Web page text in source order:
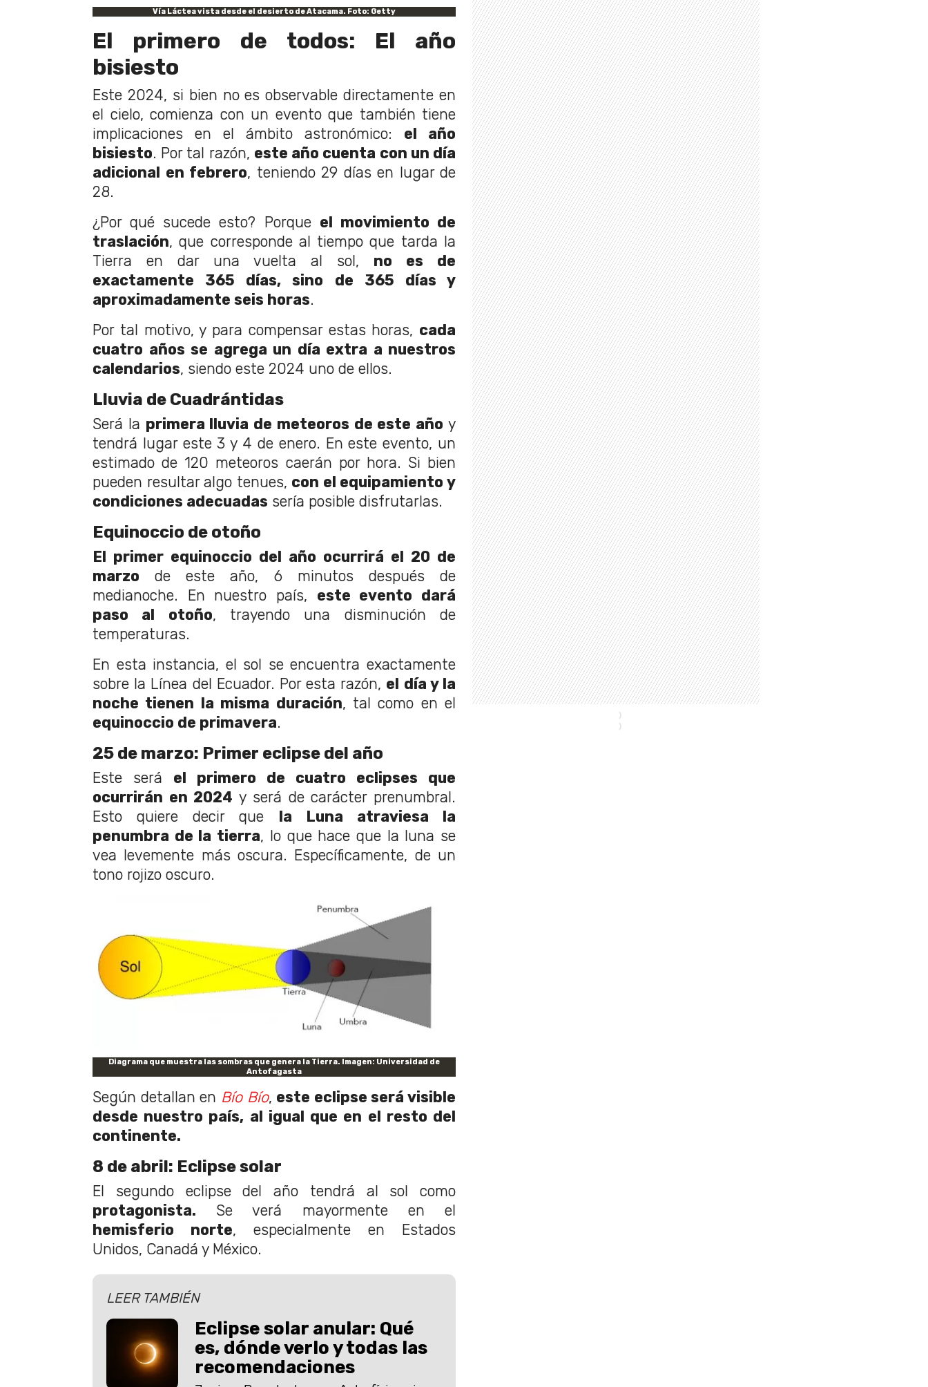
Vía Láctea vista desde el desierto de Atacama. Foto: Getty
El primero de todos: El año
bisiesto
Este 2024, si bien no es observable directamente en
el cielo, comienza con un evento que también tiene
implicaciones en el ámbito astronómico: el año
bisiesto. Por tal razón, este año cuenta con un día
adicional en febrero, teniendo 29 días en lugar de
28.
¿Por qué sucede esto? Porque el movimiento de
traslación, que corresponde al tiempo que tarda la
Tierra en dar una vuelta al sol, no es de
exactamente 365 días, sino de 365 días y
aproximadamente seis horas.
Por tal motivo, y para compensar estas horas, cada
cuatro años se agrega un día extra a nuestros
calendarios, siendo este 2024 uno de ellos.
Lluvia de Cuadrántidas
Será la primera lluvia de meteoros de este año y
tendrá lugar este 3 y 4 de enero. En este evento, un
estimado de 120 meteoros caerán por hora. Si bien
pueden resultar algo tenues, con el equipamiento y
condiciones adecuadas sería posible disfrutarlas.
Equinoccio de otoño
El primer equinoccio del año ocurrirá el 20 de
marzo de este año, 6 minutos después de
medianoche. En nuestro país, este evento dará
paso al otoño, trayendo una disminución de
temperaturas.
En esta instancia, el sol se encuentra exactamente
sobre la Línea del Ecuador. Por esta razón, el día y la
noche tienen la misma duración, tal como en el
equinoccio de primavera.
25 de marzo: Primer eclipse del año
Este será el primero de cuatro eclipses que
ocurrirán en 2024 y será de carácter prenumbral.
Esto quiere decir que
la Luna atraviesa la
penumbra de la tierra, lo que hace que la luna se
vea levemente más oscura. Específicamente, de un
tono rojizo oscuro.
Diagrama que muestra las sombras que genera la Tierra. Imagen: Universidad de
Antofagasta
Según detallan en Bío Bío, este eclipse será visible
desde nuestro país, al igual que en el resto del
continente.
8 de abril: Eclipse solar
El segundo eclipse del año tendrá al sol como
protagonista. Se verá mayormente en el
hemisferio norte, especialmente en Estados
Unidos, Canadá y México.
LEER TAMBIÉN
Eclipse solar anular: Qué
es, dónde verlo y todas las
recomendaciones